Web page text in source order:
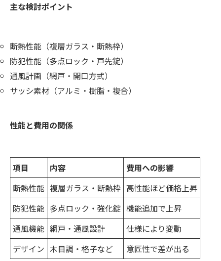
主な検討ポイント
断熱性能（複層ガラス・断熱枠）
防犯性能（多点ロック・戸先錠）
通風計画（網戸・開口方式）
サッシ素材（アルミ・樹脂・複合）
性能と費用の関係
項目 内容
費用への影響
断熱性能 複層ガラス・断熱枠 高性能ほど価格上昇
防犯性能 多点ロック・強化錠 機能追加で上昇
通風機能 網戸・通風設計
仕様により変動
デザイン 木目調・格子など 意匠性で差が出る